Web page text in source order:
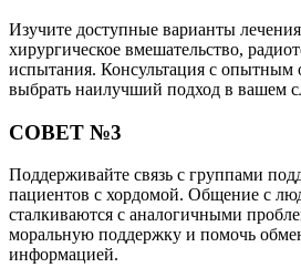
Изучите доступные варианты
хирургическое вмешательство,
испытания. Консультация с опытным
выбрать наилучший подход в вашем
СОВЕТ №3
Поддерживайте связь с группами
пациентов с хордомой. Общение с
сталкиваются с аналогичными
моральную поддержку и помочь
информацией.